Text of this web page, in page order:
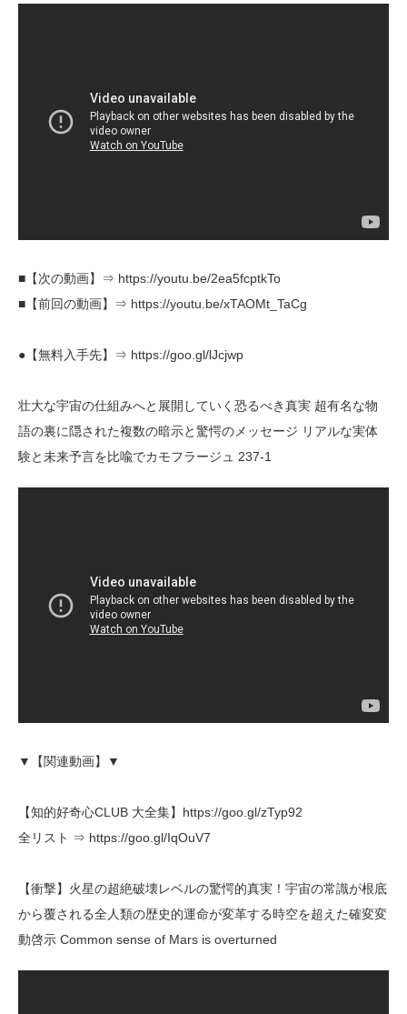
■【次の動画】⇒ https://youtu.be/2ea5fcptkTo
■【前回の動画】⇒ https://youtu.be/xTAOMt_TaCg
●【無料入手先】⇒ https://goo.gl/lJcjwp
壮大な宇宙の仕組みへと展開していく恐るべき真実 超有名な物
語の裏に隠された複数の暗示と驚愕のメッセージ リアルな実体
験と未来予言を比喩でカモフラージュ 237-1
▼【関連動画】▼
【知的好奇心CLUB 大全集】https://goo.gl/zTyp92
全リスト ⇒ https://goo.gl/IqOuV7
【衝撃】火星の超絶破壊レベルの驚愕的真実！宇宙の常識が根底
から覆される全人類の歴史的運命が変革する時空を超えた確変変
動啓示 Common sense of Mars is overturned